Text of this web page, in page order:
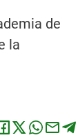
de
la